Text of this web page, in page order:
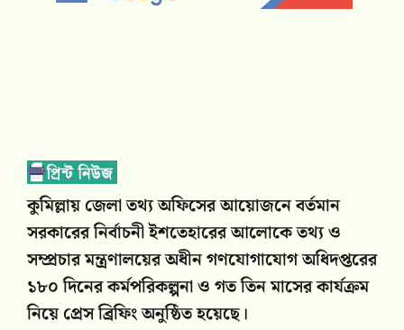
কুমিল্লায় জেলা তথ্য অফিসের আয়োজনে বর্তমান
সরকারের নির্বাচনী ইশতেহারের আলোকে তথ্য ও
সম্প্রচার মন্ত্রণালয়ের অধীন গণযোগাযোগ অধিদপ্তরের
১৮০ দিনের কর্মপরিকল্পনা ও গত তিন মাসের কার্যক্রম
নিয়ে প্রেস ব্রিফিং অনুষ্ঠিত হয়েছে।